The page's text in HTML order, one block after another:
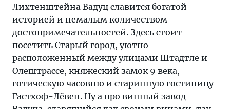
Лихтенштейна Вадуц славится богатой
историей и немалым количеством
достопримечательностей. Здесь стоит
посетить Старый город, уютно
расположенный между улицами Штадтле и
Олештрассе, княжеский замок 9 века,
готическую часовню и старинную гостиницу
Гастхоф-Лёвен. Ну а про винный завод